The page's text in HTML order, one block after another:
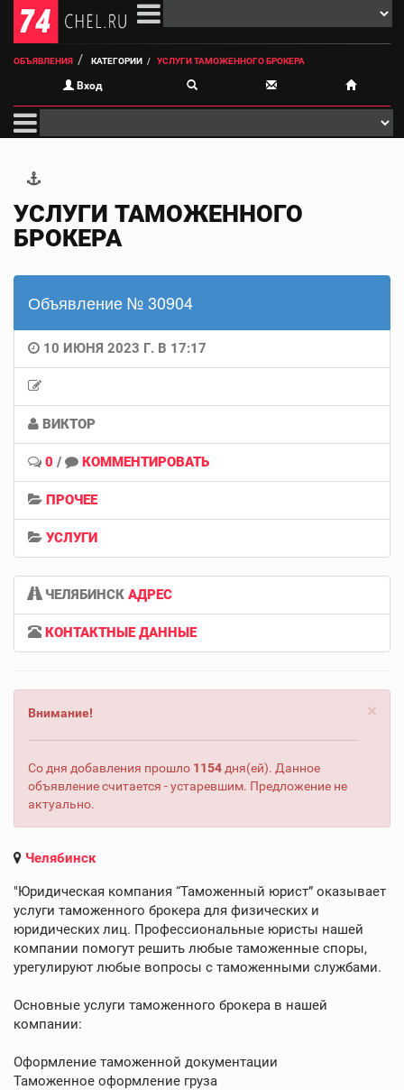
ОБЪЯВЛЕНИЯ КАТЕГОРИИ УСЛУГИ ТАМОЖЕННОГО БРОКЕРА
Вход
УСЛУГИ ТАМОЖЕННОГО
БРОКЕРА
Объявление № 30904
10 ИЮНЯ 2023 Г. В 17:17
ВИКТОР
0 / КОММЕНТИРОВАТЬ
ПРОЧЕЕ
УСЛУГИ
ЧЕЛЯБИНСК АДРЕС
КОНТАКТНЫЕ ДАННЫЕ
×
Внимание!
Со дня добавления прошло 1154 дня(ей). Данное
объявление считается - устаревшим. Предложение не
актуально.
Челябинск
"Юридическая компания “Таможенный юрист” оказывает
услуги таможенного брокера для физических и
юридических лиц. Профессиональные юристы нашей
компании помогут решить любые таможенные споры,
урегулируют любые вопросы с таможенными службами.
Основные услуги таможенного брокера в нашей
компании:
Оформление таможенной документации
Таможенное оформление груза